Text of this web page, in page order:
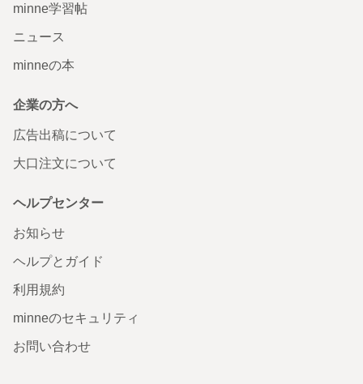
minne学習帖
ニュース
minneの本
企業の方へ
広告出稿について
大口注文について
ヘルプセンター
お知らせ
ヘルプとガイド
利用規約
minneのセキュリティ
お問い合わせ